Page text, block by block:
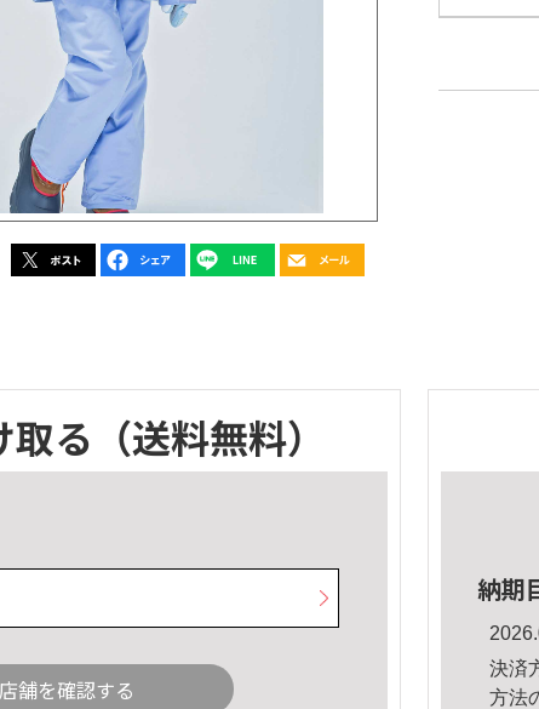
取る （送料無料）
舗を確認する
納期
決済
方法